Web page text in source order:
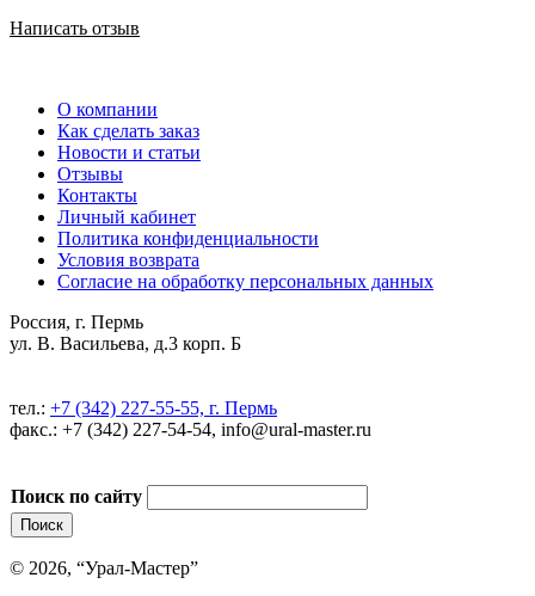
Написать отзыв
О компании
Как сделать заказ
Новости и статьи
Отзывы
Контакты
Личный кабинет
Политика конфиденциальности
Условия возврата
Согласие на обработку персональных данных
Россия, г. Пермь
ул. В. Васильева, д.3 корп. Б
тел.: +7 (342) 227-55-55, г. Пермь
факс.: +7 (342) 227-54-54, info@ural-master.ru
Поиск по сайту
© 2026, “Урал-Мастер”